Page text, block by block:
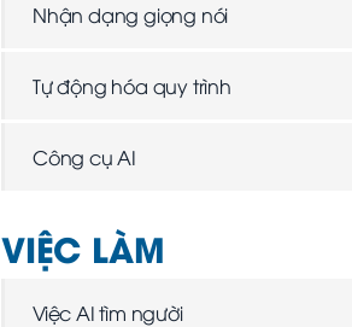
Nhận dạng giọng nói
Tự động hóa quy trình
Công cụ AI
VIỆC LÀM
Việc AI tìm người